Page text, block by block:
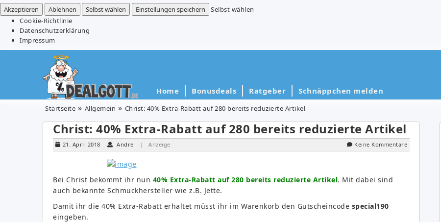
Akzeptieren
Ablehnen Selbst wählen Einstellungen speichern
Selbst wählen
Cookie-Richtlinie
Datenschutzerklärung
Impressum
Home Bonusdeals Ratgeber Schnäppchen melden
Startseite Allgemein Christ: 40% Extra-Rabatt auf 280 bereits reduzierte Artikel
Christ: 40% Extra-Rabatt auf 280 bereits reduzierte Artikel
21. April 2018 Andre | Anzeige Keine Kommentare
Bei Christ bekommt ihr nun 40% Extra-Rabatt auf 280 bereits reduzierte Artikel. Mit dabei sind
auch bekannte Schmuckhersteller wie z.B. Jette.
Damit ihr die 40% Extra-Rabatt erhaltet müsst ihr im Warenkorb den Gutscheincode special190
eingeben.